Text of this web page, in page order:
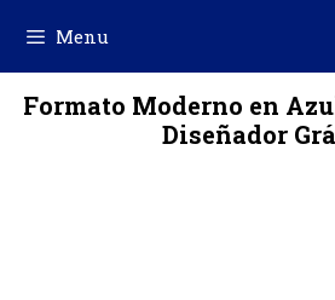
content
Menu
Formato Moderno en
Diseñador